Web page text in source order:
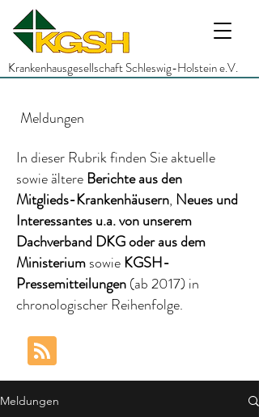
Krankenhausgesellschaft Schleswig-Holstein e.V.
Meldungen
In dieser Rubrik finden Sie aktuelle
sowie ältereBerichteaus den
Mitglieds-Krankenhäusern, Neues und
Interessantesu.a.von unserem
Dachverband DKGoder aus dem
MinisteriumsowieKGSH-
Pressemitteilungen(ab 2017) in
chronologischer Reihenfolge.
Meldungen